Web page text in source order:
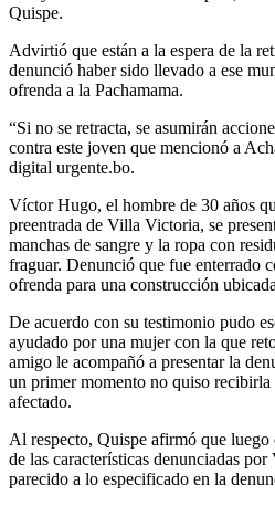
Quispe.
Advirtió que están a la espera de la
denunció haber sido llevado a ese
ofrenda a la Pachamama.
“Si no se retracta, se asumirán
contra este joven que mencionó a
digital urgente.bo.
Víctor Hugo, el hombre de 30 años
preentrada de Villa Victoria, se
manchas de sangre y la ropa con
fraguar. Denunció que fue enterrado
ofrenda para una construcción
De acuerdo con su testimonio pudo
ayudado por una mujer con la que
amigo le acompañó a presentar la
un primer momento no quiso recibirla
afectado.
Al respecto, Quispe afirmó que luego
de las características denunciadas
parecido a lo especificado en la